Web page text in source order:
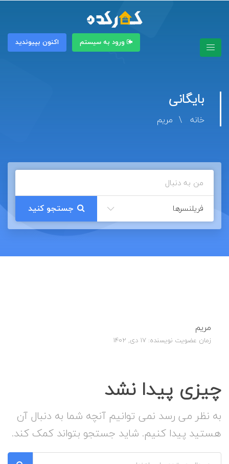
ورود به سیستم اکنون بپیوندید
بایگانی
خانه مریم
فریلنسرها جستجو کنید
مریم
زمان عضویت نویسنده: 17 دی, 1402
چیزی پیدا نشد
به نظر می رسد نمی توانیم آنچه شما به دنبال آن
هستید پیدا کنیم. شاید جستجو بتواند کمک کند.